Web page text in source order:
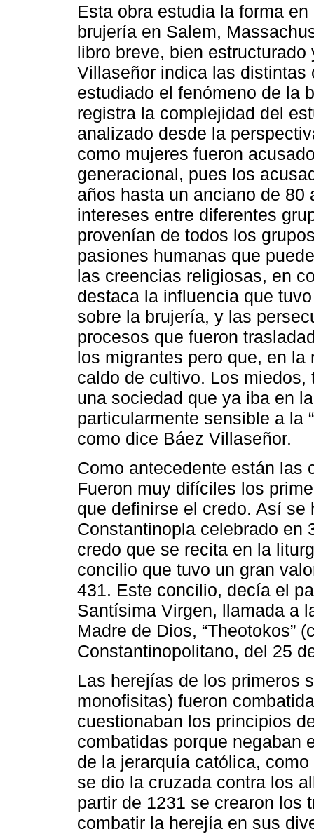
Esta obra estudia la forma
brujería en Salem,
libro breve, bien
Villaseñor indica las distintas
estudiado el fenómeno de la
registra la complejidad del
analizado desde la
como mujeres fueron
generacional, pues los
años hasta un anciano de
intereses entre diferentes
provenían de todos los
pasiones humanas que
las creencias religiosas, en
destaca la influencia que
sobre la brujería, y las
procesos que fueron
los migrantes pero que, en
caldo de cultivo. Los
una sociedad que ya iba en
particularmente sensible a la
como dice Báez Villaseñor.
Como antecedente están las
Fueron muy difíciles los
que definirse el credo. Así
Constantinopla celebrado en
credo que se recita en la
concilio que tuvo un gran
431. Este concilio, decía el
Santísima Virgen, llamada a
Madre de Dios, “Theotokos”
Constantinopolitano, del 25
Las herejías de los primeros
monofisitas) fueron
cuestionaban los principios
combatidas porque negaban
de la jerarquía católica,
se dio la cruzada contra los
partir de 1231 se crearon los
combatir la herejía en sus